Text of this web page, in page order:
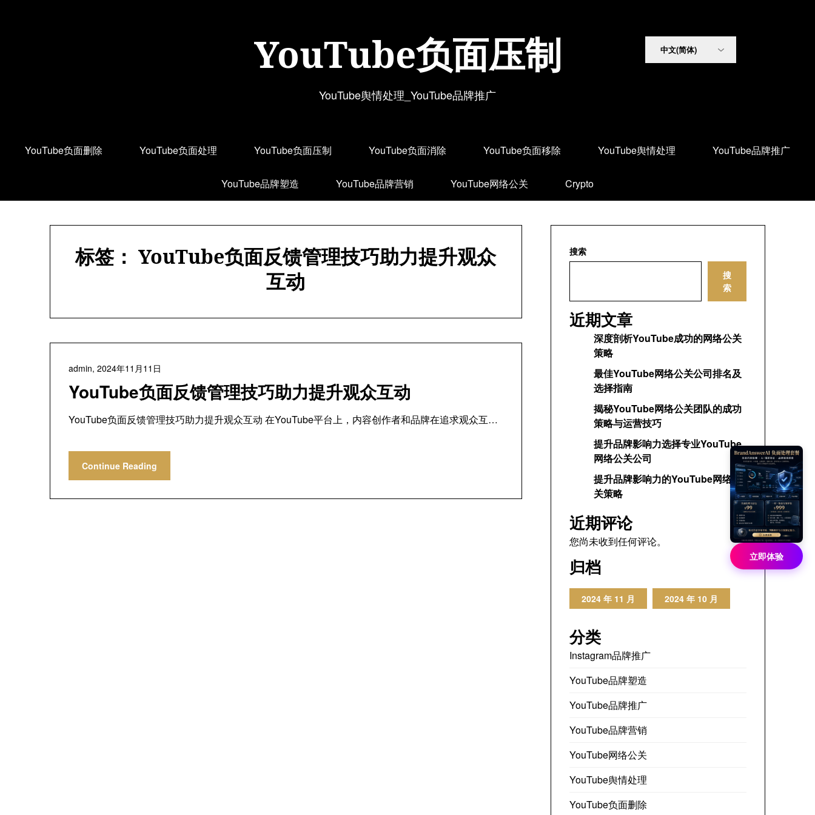
YouTube负面压制
YouTube舆情处理_YouTube品牌推广
YouTube负面删除 YouTube负面处理 YouTube负面压制 YouTube负面消除 YouTube负面移除 YouTube舆情处理 YouTube品牌推广
YouTube品牌塑造 YouTube品牌营销 YouTube网络公关 Crypto
标签：YouTube负面反馈管理技巧助力提升观众
互动
YouTube负面反馈管理技巧助力提升观众互动
admin, 2024年11月11日
YouTube负面反馈管理技巧助力提升观众互动 在YouTube平台上，内容创作者和品牌在追求观众互…
Continue Reading
搜索
搜
索
近期文章
深度剖析YouTube成功的网络公关
策略
最佳YouTube网络公关公司排名及
选择指南
揭秘YouTube网络公关团队的成功
策略与运营技巧
提升品牌影响力选择专业YouTube
网络公关公司
提升品牌影响力的YouTube网络公
关策略
近期评论
您尚未收到任何评论。
归档
2024 年 11 月 2024 年 10 月
分类
Instagram品牌推广
YouTube品牌塑造
YouTube品牌推广
YouTube品牌营销
YouTube网络公关
YouTube舆情处理
YouTube负面删除
立即体验